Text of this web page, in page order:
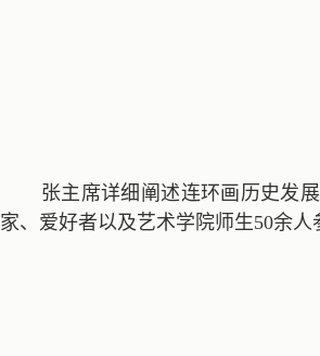
张主席详细阐述连环画历史发展
家、 爱好者以及艺术学院师生50余人